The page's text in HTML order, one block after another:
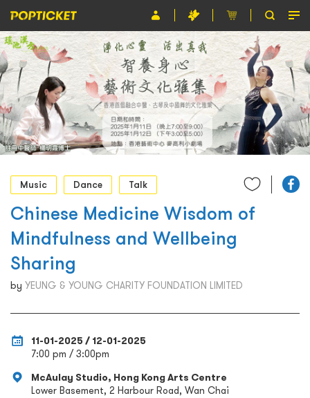
Event
Organiser
About POPTICKET
Terms and Conditions
繁
Music
Dance Talk
Chinese Medicine Wisdom of
Mindfulness and Wellbeing
Sharing
by YEUNG & YOUNG CHARITY FOUNDATION LIMITED
11-01-2025 / 12-01-2025
7:00 pm / 3:00pm
McAulay Studio, Hong Kong Arts Centre
Lower Basement, 2 Harbour Road, Wan Chai